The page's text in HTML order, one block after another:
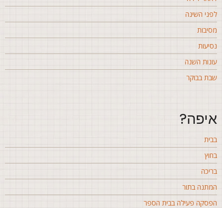
השינה
השנה
בבוקר
בתור
פעילה בבית הספר